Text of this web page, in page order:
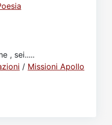
, sei.....
/ Missioni Apollo